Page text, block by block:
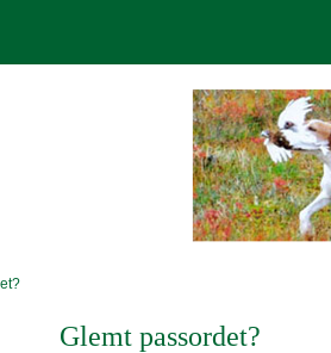
Glemt passordet?